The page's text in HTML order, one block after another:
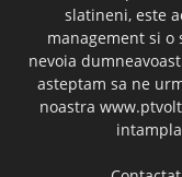
slatineni, este
management si
nevoia
asteptam sa ne
noastra